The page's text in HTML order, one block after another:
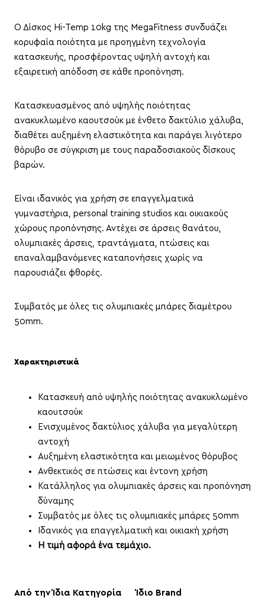
Ο Δίσκος Hi-Temp 10kg της MegaFitness συνδυάζει
κορυφαία ποιότητα με προηγμένη τεχνολογία
κατασκευής, προσφέροντας υψηλή αντοχή και
εξαιρετική απόδοση σε κάθε προπόνηση.
Κατασκευασμένος από υψηλής ποιότητας
ανακυκλωμένο καουτσούκ με ένθετο δακτύλιο χάλυβα,
διαθέτει αυξημένη ελαστικότητα και παράγει λιγότερο
θόρυβο σε σύγκριση με τους παραδοσιακούς δίσκους
βαρών.
Είναι ιδανικός για χρήση σε επαγγελματικά
γυμναστήρια, personal training studios και οικιακούς
χώρους προπόνησης. Αντέχει σε άρσεις θανάτου,
ολυμπιακές άρσεις, τραντάγματα, πτώσεις και
επαναλαμβανόμενες καταπονήσεις χωρίς να
παρουσιάζει φθορές.
Συμβατός με όλες τις ολυμπιακές μπάρες διαμέτρου
50mm.
Χαρακτηριστικά
Κατασκευή από υψηλής ποιότητας ανακυκλωμένο
καουτσούκ
Ενισχυμένος δακτύλιος χάλυβα για μεγαλύτερη
αντοχή
Αυξημένη ελαστικότητα και μειωμένος θόρυβος
Ανθεκτικός σε πτώσεις και έντονη χρήση
Κατάλληλος για ολυμπιακές άρσεις και προπόνηση
δύναμης
Συμβατός με όλες τις ολυμπιακές μπάρες 50mm
Ιδανικός για επαγγελματική και οικιακή χρήση
Η τιμή αφορά ένα τεμάχιο.
Από την Ίδια Κατηγορία Ίδιο Brand